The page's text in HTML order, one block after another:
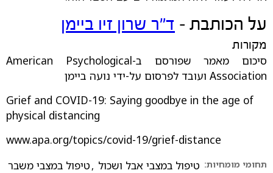
על הכותבת - ד"ר שרון זיו ביימן
מקורות
סיכום מאמר שפורסם ב-American Psychological
Association ועובד לפרסום על-ידי נועה ביימן
Grief and COVID-19: Saying goodbye in the age of
physical distancing
www.apa.org/topics/covid-19/grief-distance
תחומי מומחיות: טיפול במצבי אבל ושכול ,טיפול במצבי משבר